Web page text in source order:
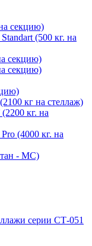
секцию)
(500 кг. на
секцию)
секцию)
кг на стеллаж)
кг. на
(4000 кг. на
- МС)
серии СТ-051